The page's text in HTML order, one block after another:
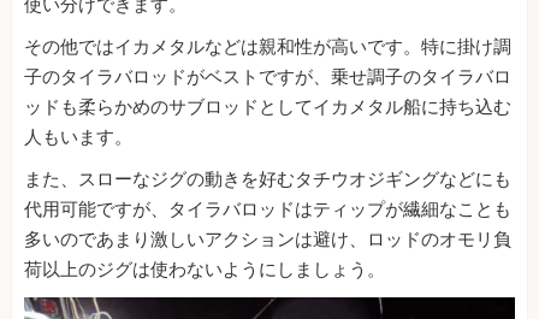
使い分けできます。
その他ではイカメタルなどは親和性が高いです。特に掛け調
子のタイラバロッドがベストですが、乗せ調子のタイラバロ
ッドも柔らかめのサブロッドとしてイカメタル船に持ち込む
人もいます。
また、スローなジグの動きを好むタチウオジギングなどにも
代用可能ですが、タイラバロッドはティップが繊細なことも
多いのであまり激しいアクションは避け、ロッドのオモリ負
荷以上のジグは使わないようにしましょう。